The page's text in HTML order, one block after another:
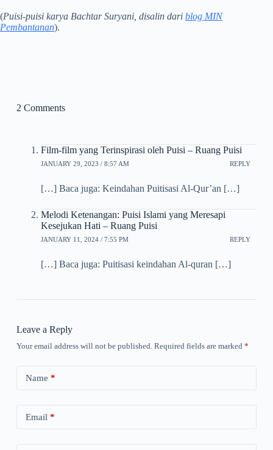
(Puisi-puisi karya Bachtar Suryani, disalin dari blog MIN
Pembantanan).
2 Comments
Film-film yang Terinspirasi oleh Puisi – Ruang Puisi
JANUARY 29, 2023 / 8:57 AM REPLY
[…] Baca juga: Keindahan Puitisasi Al-Qur’an […]
Melodi Ketenangan: Puisi Islami yang Meresapi
Kesejukan Hati – Ruang Puisi
JANUARY 11, 2024 / 7:55 PM REPLY
[…] Baca juga: Puitisasi keindahan Al-quran […]
Leave a Reply
Your email address will not be published. Required fields are marked *
Name *
Email *